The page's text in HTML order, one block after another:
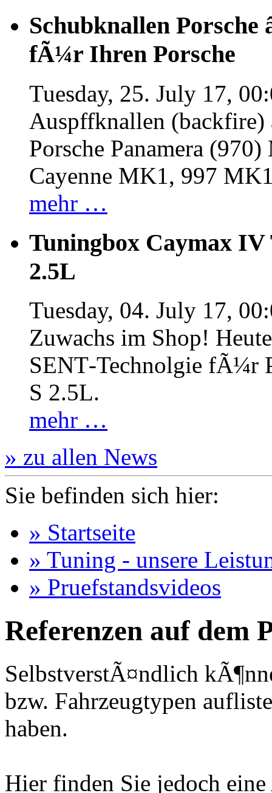
Schubknallen Porsche
fÃ¼r Ihren Porsche
Tuesday, 25. July 17,
Auspffknallen
Porsche Panamera
Cayenne MK1, 997
mehr …
Tuningbox Caymax IV
2.5L
Tuesday, 04. July 17,
Zuwachs im Shop!
SENT‐Technolgie fÃ¼r
S 2.5L.
mehr …
» zu allen News
Sie befinden sich hier:
» Startseite
» Tuning - unsere
» Pruefstandsvideos
Referenzen auf dem
SelbstverstÃ¤ndlich
bzw. Fahrzeugtypen
haben.
Hier finden Sie jedoch